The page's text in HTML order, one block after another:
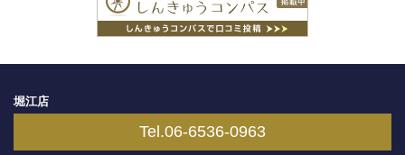
堀江店
Tel.06-6536-0963